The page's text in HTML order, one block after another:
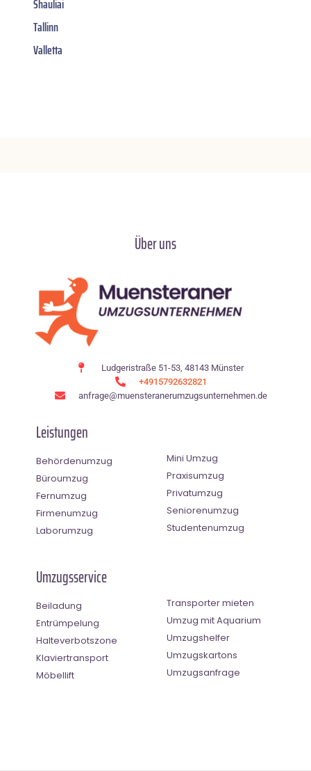
Shauliai
Tallinn
Valletta
Über uns
Ludgeristraße 51-53, 48143 Münster
+4915792632821
anfrage@muensteranerumzugsunternehmen.de
Leistungen
Behördenumzug
Büroumzug
Fernumzug
Firmenumzug
Laborumzug
Mini Umzug
Praxisumzug
Privatumzug
Seniorenumzug
Studentenumzug
Umzugsservice
Beiladung
Entrümpelung
Halteverbotszone
Klaviertransport
Möbellift
Transporter mieten
Umzug mit Aquarium
Umzugshelfer
Umzugskartons
Umzugsanfrage